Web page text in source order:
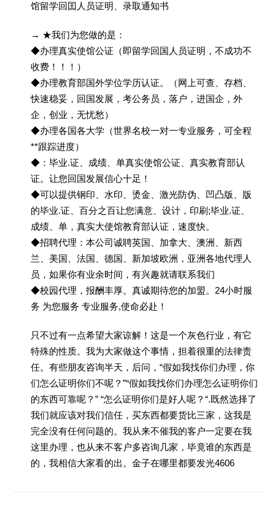
馆留学回囯人员证明、录取通知书
→ ★我们为您做的是：
◆办理真实使馆公证（即留学回国人员证明，不成功不
收费！！！）
◆办理教育部国外学位学历认证。（网上可查、存档、
快速稳妥，回国发展，考公务员，落户，进国企，外
企，创业，无忧愁）
◆办理各国各大学（世界名校一对一专业服务，可全程
**跟踪进度）
◆：毕业.证、成绩、单真实使馆公证、真实教育部认
证。让您回国发展信心十足！
◆可以提供钢印、水印、烫金、激光防伪、凹凸版、版
的毕业.证、百分之百让您满意、设计，印刷;毕业.证、
成绩、单，真实大使馆教育部认证，速度快。
◆招聘代理：本公司诚聘英国、加拿大、澳洲、新西
兰、美国、法国、德国、新加坡欧洲，亚洲各地代理人
员，如果你有业余时间，有兴趣就请联系我们
◆校园代理，报酬丰厚。真诚期待您的加盟。24小时服
务 为您服务 专业服务,使命必赴！
只不过有一点希望大家谅解！这是一个灰色行业，有它
特殊的性质。我为大家做这个事情，担着很重的法律责
任。有些朋友咨询半天，后问，“假如我找你们办理，你
们怎么证明你们不呢？”“假如我找你们办理怎么证明你们
的东西可靠呢？” “怎么证明你们是好人呢？“.既然选择了
我们就应该对我们信任，买东西都要货比三家，这我是
完全没有任何问题的。我从来不催我的客户一定要在我
这里办理，也从来不客户多咨询几家，毕竟谁的东西是
的，我相信大家看的出。金子在哪里都要发光4606